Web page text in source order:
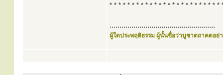
* * * * * * * * * * * * * * * * * * * * * * * * *
.....................................................
ผู้ใดประพฤติธรรม ผู้นั้นชื่อว่าบูชาตถาคตอย่า